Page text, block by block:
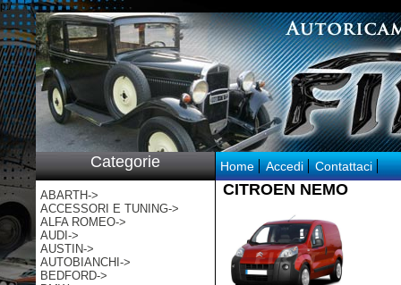
p:/
Categorie
ABARTH->
ACCESSORI E TUNING->
ALFA ROMEO->
AUDI->
AUSTIN->
AUTOBIANCHI->
BEDFORD->
Home Accedi Contattaci
CITROEN NEMO